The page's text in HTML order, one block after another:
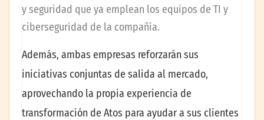
y seguridad que ya emplean los equipos de TI y
ciberseguridad de la compañía.
Además, ambas empresas reforzarán sus
iniciativas conjuntas de salida al mercado,
aprovechando la propia experiencia de
transformación de Atos para ayudar a sus clientes